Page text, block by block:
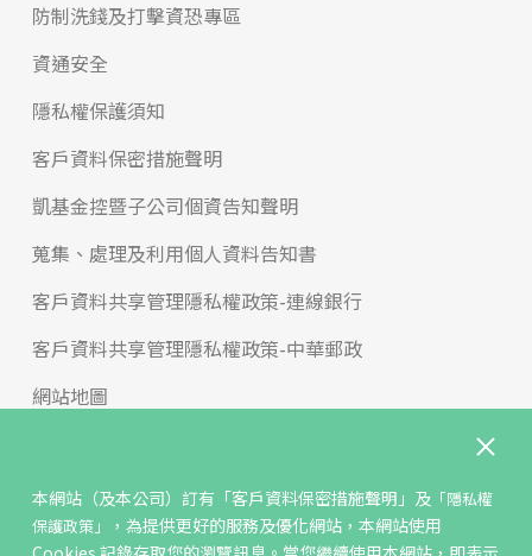
本網站（及本公司）訂有 「客戶資料保密措施聲明」 及「隱私權
保護政策」
，為提供更好的服務及優化網站，本網站使用
防制洗錢及打擊資恐專區
資通安全
隱私權保護須知
客戶資料保密措施聲明
凱基金控暨子公司個資告知聲明
蒐集、處理及利用個人資料告知書
客戶資料共享管理隱私權政策-連線銀行
客戶資料共享管理隱私權政策-中華郵政
網站地圖
免責聲明
聯絡我們